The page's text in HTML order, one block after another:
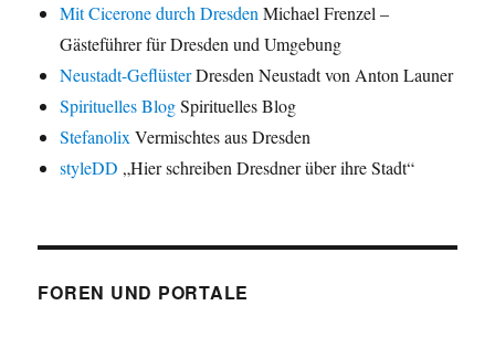
Mit Cicerone durch Dresden Michael Frenzel –
Gästeführer für Dresden und Umgebung
Neustadt-GeflüsterDresden Neustadt von Anton Launer
Spirituelles BlogSpirituelles Blog
Stefanolix Vermischtes aus Dresden
styleDD „Hier schreiben Dresdner über ihre Stadt“
FOREN UND PORTALE